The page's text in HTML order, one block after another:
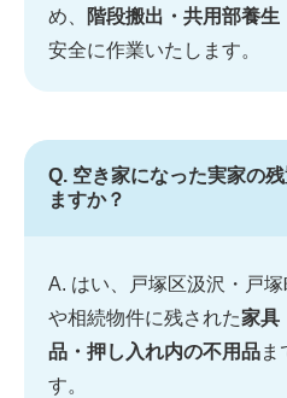
め、
階段搬出・共用部養生
安全に作業いたします。
Q. 空き家になった実家の
ますか？
A. はい、戸塚区汲沢・戸
や相続物件に残された家具
品・押し入れ内の不用品ま
す。